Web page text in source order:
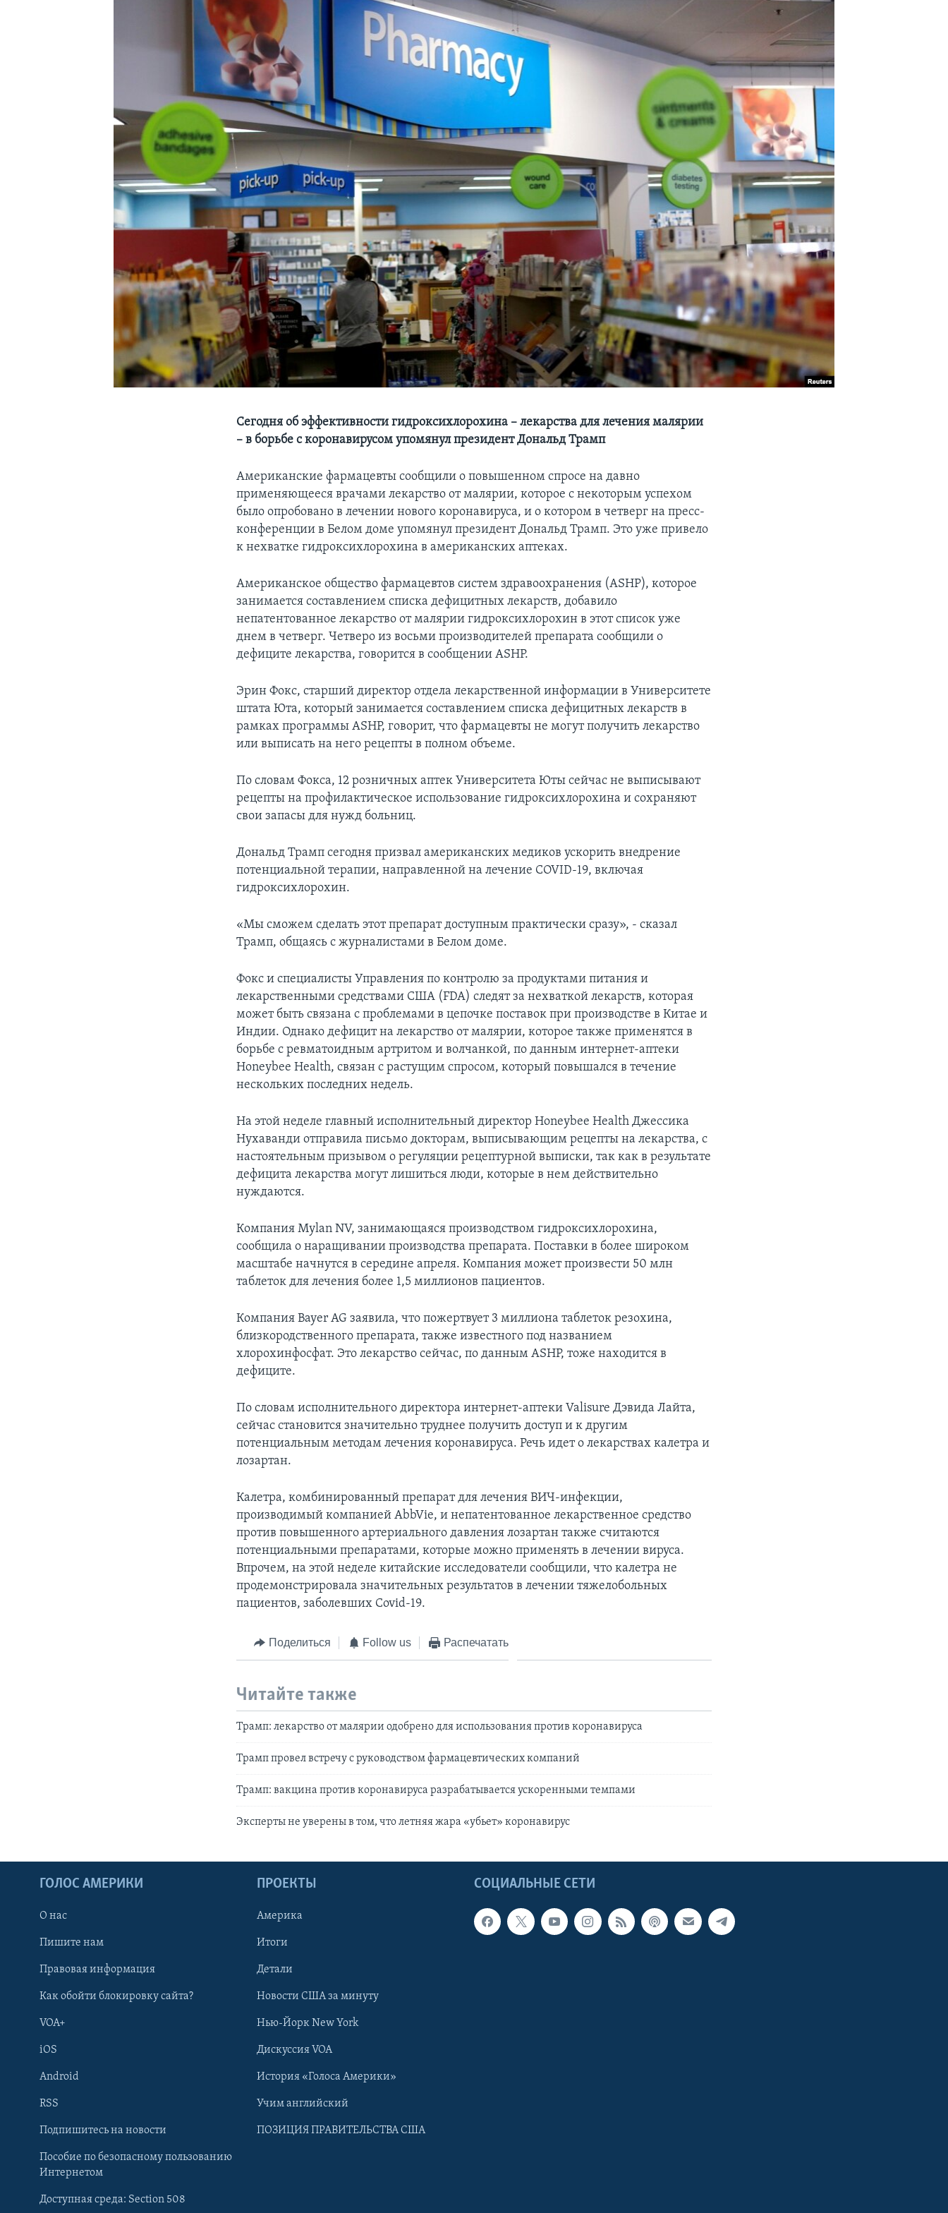
Learning English
Сегодня об эффективности гидроксихлорохина – лекарства для лечения малярии
– в борьбе с коронавирусом упомянул президент Дональд Трамп
Американские фармацевты сообщили о повышенном спросе на давно
применяющееся врачами лекарство от малярии, которое с некоторым успехом
было опробовано в лечении нового коронавируса, и о котором в четверг на пресс-
конференции в Белом доме упомянул президент Дональд Трамп. Это уже привело
к нехватке гидроксихлорохина в американских аптеках.
Американское общество фармацевтов систем здравоохранения (ASHP), которое
занимается составлением списка дефицитных лекарств, добавило
непатентованное лекарство от малярии гидроксихлорохин в этот список уже
днем в четверг. Четверо из восьми производителей препарата сообщили о
дефиците лекарства, говорится в сообщении ASHP.
Эрин Фокс, старший директор отдела лекарственной информации в Университете
штата Юта, который занимается составлением списка дефицитных лекарств в
рамках программы ASHP, говорит, что фармацевты не могут получить лекарство
или выписать на него рецепты в полном объеме.
По словам Фокса, 12 розничных аптек Университета Юты сейчас не выписывают
рецепты на профилактическое использование гидроксихлорохина и сохраняют
свои запасы для нужд больниц.
Дональд Трамп сегодня призвал американских медиков ускорить внедрение
потенциальной терапии, направленной на лечение COVID-19, включая
гидроксихлорохин.
«Мы сможем сделать этот препарат доступным практически сразу», - сказал
Трамп, общаясь с журналистами в Белом доме.
Фокс и специалисты Управления по контролю за продуктами питания и
лекарственными средствами США (FDA) следят за нехваткой лекарств, которая
может быть связана с проблемами в цепочке поставок при производстве в Китае и
Индии. Однако дефицит на лекарство от малярии, которое также применятся в
борьбе с ревматоидным артритом и волчанкой, по данным интернет-аптеки
Honeybee Health, связан с растущим спросом, который повышался в течение
нескольких последних недель.
На этой неделе главный исполнительный директор Honeybee Health Джессика
Нухаванди отправила письмо докторам, выписывающим рецепты на лекарства, с
настоятельным призывом о регуляции рецептурной выписки, так как в результате
дефицита лекарства могут лишиться люди, которые в нем действительно
нуждаются.
Компания Mylan NV, занимающаяся производством гидроксихлорохина,
сообщила о наращивании производства препарата. Поставки в более широком
масштабе начнутся в середине апреля. Компания может произвести 50 млн
таблеток для лечения более 1,5 миллионов пациентов.
Компания Bayer AG заявила, что пожертвует 3 миллиона таблеток резохина,
близкородственного препарата, также известного под названием
хлорохинфосфат. Это лекарство сейчас, по данным ASHP, тоже находится в
дефиците.
По словам исполнительного директора интернет-аптеки Valisure Дэвида Лайта,
сейчас становится значительно труднее получить доступ и к другим
потенциальным методам лечения коронавируса. Речь идет о лекарствах калетра и
лозартан.
Калетра, комбинированный препарат для лечения ВИЧ-инфекции,
производимый компанией AbbVie, и непатентованное лекарственное средство
против повышенного артериального давления лозартан также считаются
потенциальными препаратами, которые можно применять в лечении вируса.
Впрочем, на этой неделе китайские исследователи сообщили, что калетра не
продемонстрировала значительных результатов в лечении тяжелобольных
пациентов, заболевших Covid-19.
Поделиться Follow us Распечатать
Читайте также
Трамп: лекарство от малярии одобрено для использования против коронавируса
Трамп провел встречу с руководством фармацевтических компаний
Трамп: вакцина против коронавируса разрабатывается ускоренными темпами
Эксперты не уверены в том, что летняя жара «убьет» коронавирус
СОЦИАЛЬНЫЕ СЕТИ
ГОЛОС АМЕРИКИ
О нас
Пишите нам
Правовая информация
Как обойти блокировку сайта?
VOA+
iOS
Android
RSS
Подпишитесь на новости
Пособие по безопасному пользованию
Интернетом
Доступная среда: Section 508
ПРОЕКТЫ
Америка
Итоги
Детали
Новости США за минуту
Нью-Йорк New York
Дискуссия VOA
История «Голоса Америки»
Учим английский
ПОЗИЦИЯ ПРАВИТЕЛЬСТВА США